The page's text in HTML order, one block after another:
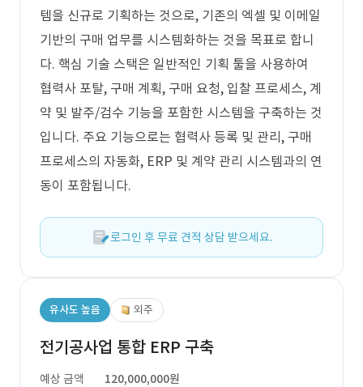
템을 신규로 기획하는 것으로, 기존의 엑셀 및 이메일
기반의 구매 업무를 시스템화하는 것을 목표로 합니
다. 핵심 기술 스택은 일반적인 기획 툴을 사용하여
협력사 포탈, 구매 계획, 구매 요청, 입찰 프로세스, 계
약 및 발주/검수 기능을 포함한 시스템을 구축하는 것
입니다. 주요 기능으로는 협력사 등록 및 관리, 구매
프로세스의 자동화, ERP 및 계약 관리 시스템과의 연
동이 포함됩니다.
로그인 후 무료 견적 상담 받으세요.
유사도 높음 외주
전기공사업 통합 ERP 구축
예상 금액
120,000,000원